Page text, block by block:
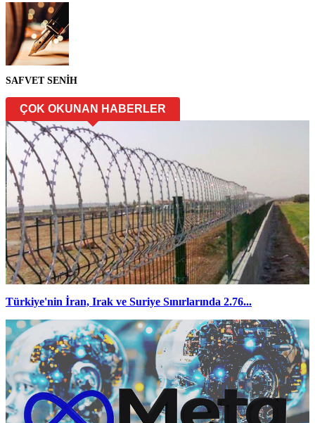
SAFVET SENİH
ÇOK OKUNAN HABERLER
Türkiye'nin İran, Irak ve Suriye Sınırlarında 2.76...